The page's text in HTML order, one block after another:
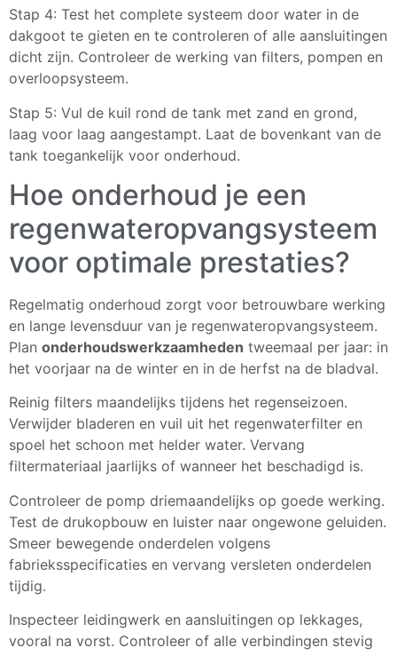
Stap 4: Test het complete systeem door water in de
dakgoot te gieten en te controleren of alle aansluitingen
dicht zijn. Controleer de werking van filters, pompen en
overloopsysteem.
Stap 5: Vul de kuil rond de tank met zand en grond,
laag voor laag aangestampt. Laat de bovenkant van de
tank toegankelijk voor onderhoud.
Hoe onderhoud je een
regenwateropvangsysteem
voor optimale prestaties?
Regelmatig onderhoud zorgt voor betrouwbare werking
en lange levensduur van je regenwateropvangsysteem.
Plan onderhoudswerkzaamheden tweemaal per jaar: in
het voorjaar na de winter en in de herfst na de bladval.
Reinig filters maandelijks tijdens het regenseizoen.
Verwijder bladeren en vuil uit het regenwaterfilter en
spoel het schoon met helder water. Vervang
filtermateriaal jaarlijks of wanneer het beschadigd is.
Controleer de pomp driemaandelijks op goede werking.
Test de drukopbouw en luister naar ongewone geluiden.
Smeer bewegende onderdelen volgens
fabrieksspecificaties en vervang versleten onderdelen
tijdig.
Inspecteer leidingwerk en aansluitingen op lekkages,
vooral na vorst. Controleer of alle verbindingen stevig